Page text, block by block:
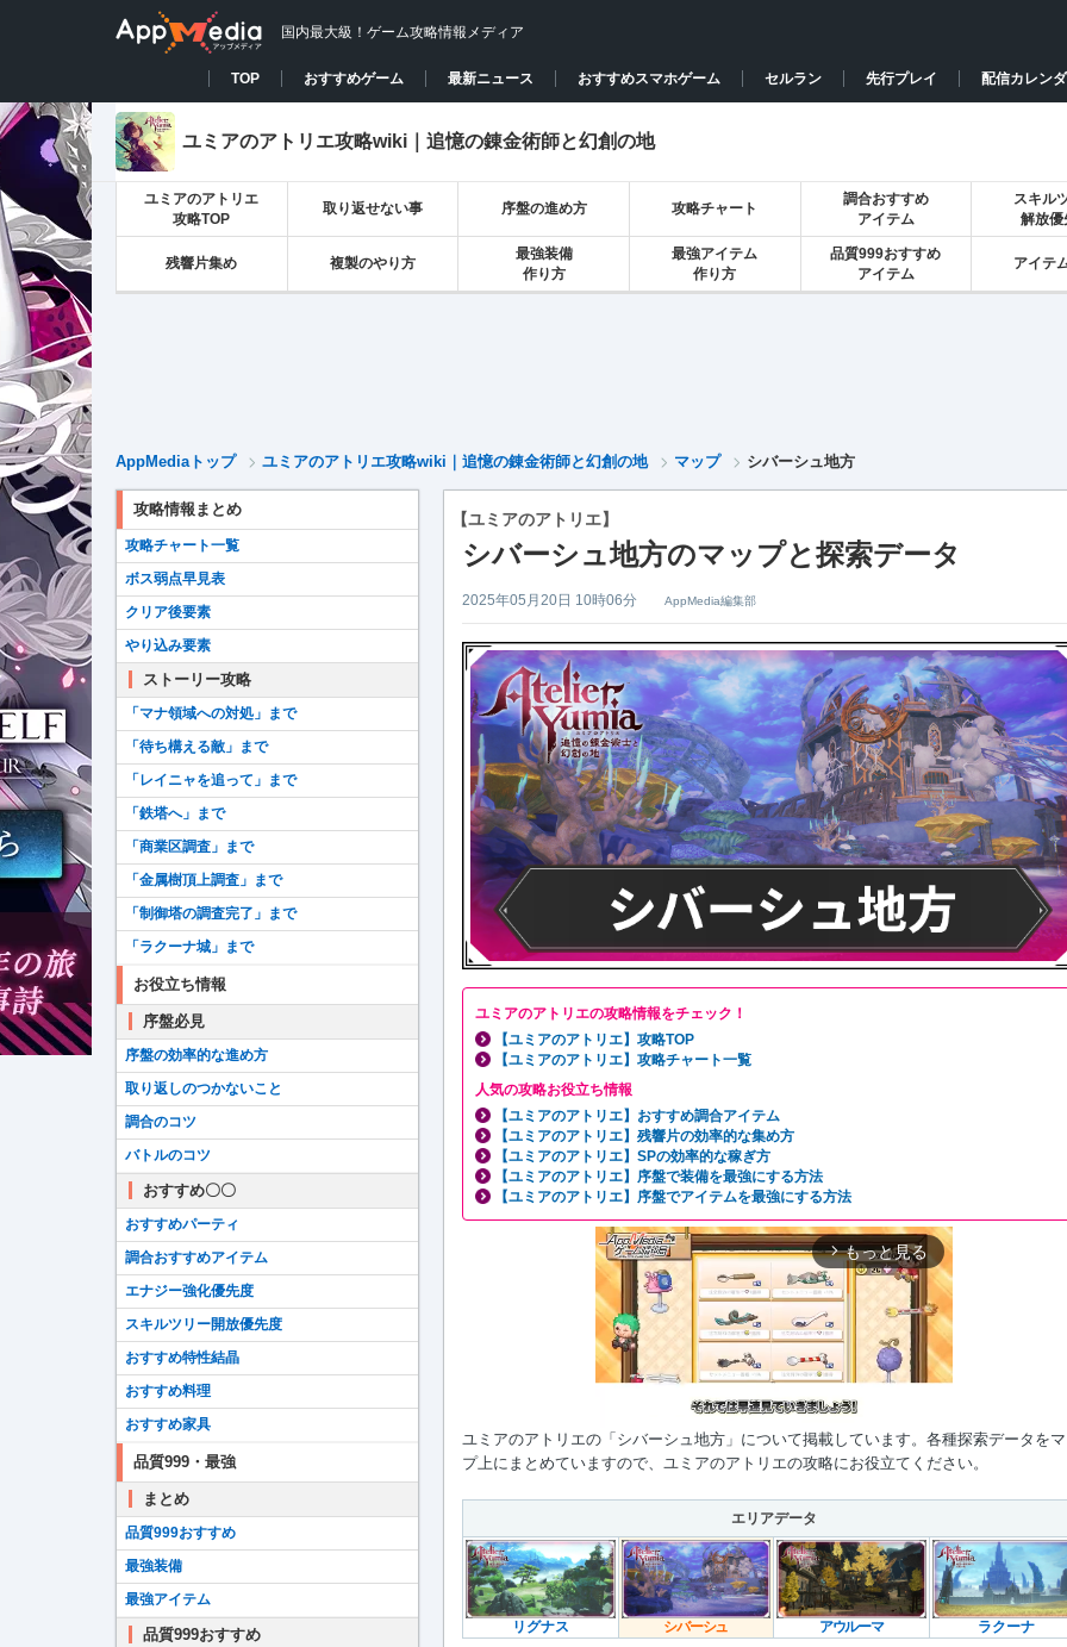
国内最大級！ゲーム攻略情報メディア
TOP おすすめゲーム 最新ニュース おすすめスマホゲーム セルラン 先行プレイ 配信カレン
ユミアのアトリエ攻略wiki｜追憶の錬金術師と幻創の地
ユミアのアトリエ
攻略TOP
取り返せない事 序盤の進め方 攻略チャート
調合おすすめ
アイテム
スキル
解放優
残響片集め 複製のやり方
最強装備
作り方
最強アイテム
作り方
品質999おすすめ
アイテム
アイテ
AppMediaトップ ユミアのアトリエ攻略wiki｜追憶の錬金術師と幻創の地 マップ シバーシュ地方
【ユミアのアトリエ】
シバーシュ地方のマップと探索データ
2025年05月20日 10時06分 AppMedia編集部
ユミアのアトリエの攻略情報をチェック！
【ユミアのアトリエ】攻略TOP
【ユミアのアトリエ】攻略チャート一覧
人気の攻略お役立ち情報
【ユミアのアトリエ】おすすめ調合アイテム
【ユミアのアトリエ】残響片の効率的な集め方
【ユミアのアトリエ】SPの効率的な稼ぎ方
【ユミアのアトリエ】序盤で装備を最強にする方法
【ユミアのアトリエ】序盤でアイテムを最強にする方法
arrow_forward_ios もっと見る
ユミアのアトリエの「シバーシュ地方」について掲載しています。各種探索データをマ
プ上にまとめていますので、ユミアのアトリエの攻略にお役立てください。
エリアデータ
リグナス シバーシュ アウルーマ ラクーナ
攻略情報まとめ
攻略チャート一覧
ボス弱点早見表
クリア後要素
やり込み要素
ストーリー攻略
「マナ領域への対処」まで
「待ち構える敵」まで
「レイニャを追って」まで
「鉄塔へ」まで
「商業区調査」まで
「金属樹頂上調査」まで
「制御塔の調査完了」まで
「ラクーナ城」まで
お役立ち情報
序盤必見
序盤の効率的な進め方
取り返しのつかないこと
調合のコツ
バトルのコツ
おすすめ〇〇
おすすめパーティ
調合おすすめアイテム
エナジー強化優先度
スキルツリー開放優先度
おすすめ特性結晶
おすすめ料理
おすすめ家具
品質999・最強
まとめ
品質999おすすめ
最強装備
最強アイテム
品質999おすすめ